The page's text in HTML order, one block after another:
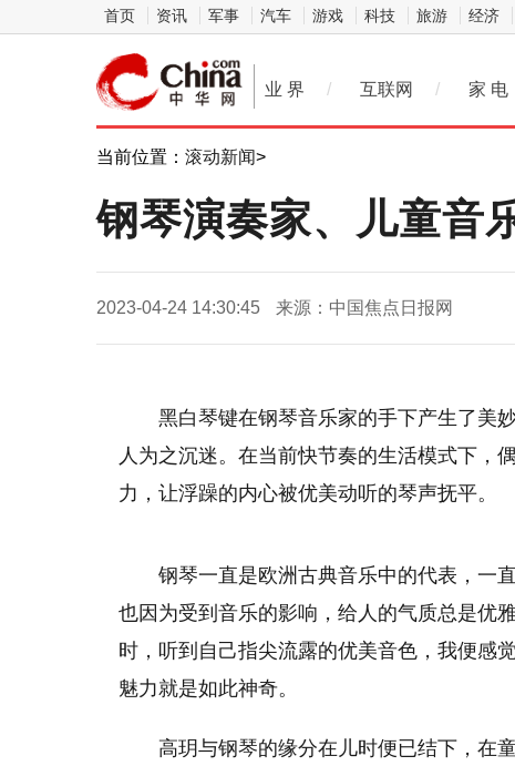
首页 资讯 军事 汽车 游戏 科技 旅游 经济
业 界 / 互联网 / 家 电
当前位置： 滚动新闻>
钢琴演奏家、儿童音
2023-04-24 14:30:45 来源：中国焦点日报网
黑白琴键在钢琴音乐家的手下产生了美
人为之沉迷。在当前快节奏的生活模式下，
力，让浮躁的内心被优美动听的琴声抚平。
钢琴一直是欧洲古典音乐中的代表，一
也因为受到音乐的影响，给人的气质总是优
时，听到自己指尖流露的优美音色，我便感
魅力就是如此神奇。
高玥与钢琴的缘分在儿时便已结下，在